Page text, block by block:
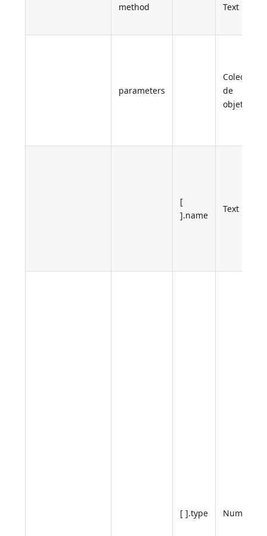
method Text
parameters
Colección
de
objetos
[
].name
Text
[ ].type Number